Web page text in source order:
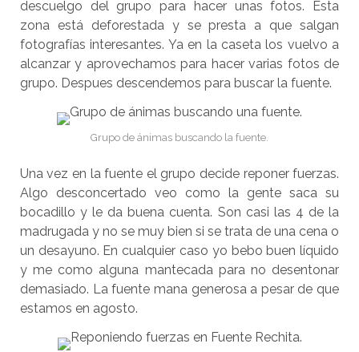
descuelgo del grupo para hacer unas fotos. Esta
zona está deforestada y se presta a que salgan
fotografías interesantes. Ya en la caseta los vuelvo a
alcanzar y aprovechamos para hacer varias fotos de
grupo. Despues descendemos para buscar la fuente.
Grupo de ánimas buscando la fuente.
Una vez en la fuente el grupo decide reponer fuerzas.
Algo desconcertado veo como la gente saca su
bocadillo y le da buena cuenta. Son casi las 4 de la
madrugada y no se muy bien si se trata de una cena o
un desayuno. En cualquier caso yo bebo buen líquido
y me como alguna mantecada para no desentonar
demasiado. La fuente mana generosa a pesar de que
estamos en agosto.